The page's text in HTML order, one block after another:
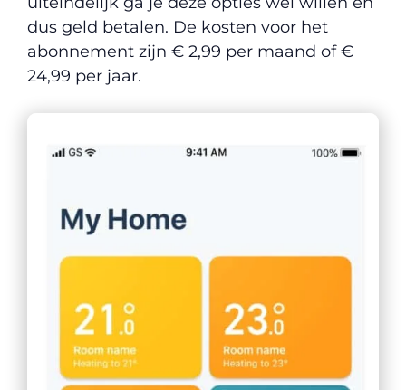
dus geld betalen. De kosten voor het
abonnement zijn € 2,99 per maand of €
24,99 per jaar.